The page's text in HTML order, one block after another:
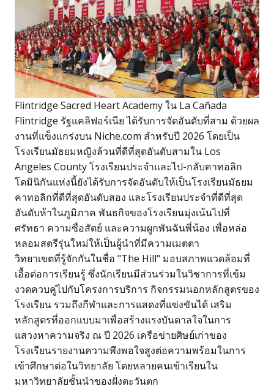
Flintridge Sacred Heart Academy ใน La Cañada
Flintridge รัฐแคลิฟอร์เนีย ได้รับการจัดอันดับที่สาม ด้วยผล
งานที่แข็งแกร่งบน Niche.com สำหรับปี 2026 โดยเป็น
โรงเรียนมัธยมหญิงล้วนที่ดีที่สุดอันดับสามใน Los
Angeles County โรงเรียนประจำและไป-กลับคาทอลิก
โดมินิกันแห่งนี้ยังได้รับการจัดอันดับให้เป็นโรงเรียนมัธยม
คาทอลิกที่ดีที่สุดอันดับสอง และโรงเรียนประจำที่ดีที่สุด
อันดับห้าในภูมิภาค พันธกิจของโรงเรียนมุ่งเน้นไปที่
ศรัทธา ความซื่อสัตย์ และความผูกพันฉันพี่น้อง เพื่อหล่อ
หลอมสตรีรุ่นใหม่ให้เป็นผู้นำที่มีความเมตตา
วิทยาเขตที่รู้จักกันในชื่อ "The Hill" มอบสภาพแวดล้อมที่
เอื้อต่อการเรียนรู้ ซึ่งนักเรียนมีส่วนร่วมในวิชาการที่เข้ม
งวดควบคู่ไปกับโครงการบริการ กิจกรรมนอกหลักสูตรของ
โรงเรียน รวมถึงกีฬาและการแสดงที่แข่งขันได้ เสริม
หลักสูตรที่ออกแบบมาเพื่อสร้างแรงบันดาลใจในการ
แสวงหาความจริง ณ ปี 2026 เครือข่ายศิษย์เก่าของ
โรงเรียนรายงานความพึงพอใจสูงต่อความพร้อมในการ
เข้าศึกษาต่อในวิทยาลัย โดยหลายคนเข้าเรียนใน
มหาวิทยาลัยชั้นนำของฝั่งตะวันตก